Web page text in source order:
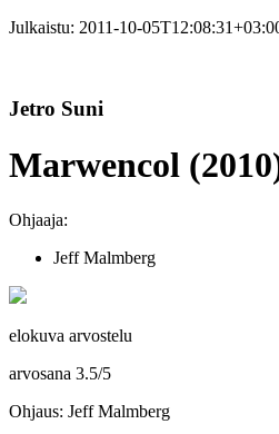
Julkaistu: 2011-10-
Jetro Suni
Marwencol
Ohjaaja:
Jeff Malmberg
elokuva arvostelu
arvosana 3.5/5
Ohjaus: Jeff Malmberg